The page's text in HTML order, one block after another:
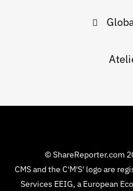
© ShareReporter.com
CMS and the C'M'S' logo are
Services EEIG, a European